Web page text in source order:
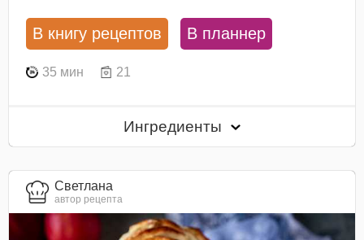
В книгу рецептов В планнер
35 мин 21
Ингредиенты
Светлана
автор рецепта